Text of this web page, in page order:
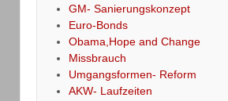
GM- Sanierungskonzept
Euro-Bonds
Obama,Hope and Change
Missbrauch
Umgangsformen- Reform
AKW- Laufzeiten